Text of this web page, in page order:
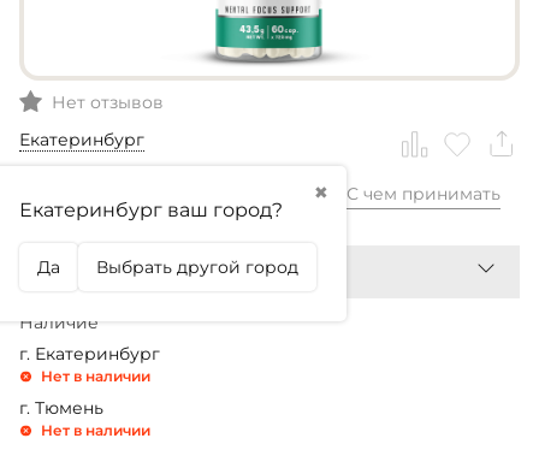
Нет отзывов
Екатеринбург
✖
Екатеринбург ваш город?
Да Выбрать другой город
1 040,99₽ С чем принимать
Наличие
г. Екатеринбург
Нет в наличии
г. Тюмень
Нет в наличии